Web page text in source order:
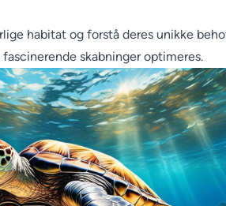
habitat og forstå deres unikke
skabninger optimeres.